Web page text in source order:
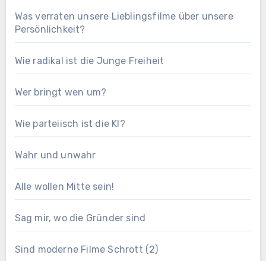
Was verraten unsere Lieblingsfilme über unsere
Persönlichkeit?
Wie radikal ist die Junge Freiheit
Wer bringt wen um?
Wie parteiisch ist die KI?
Wahr und unwahr
Alle wollen Mitte sein!
Sag mir, wo die Gründer sind
Sind moderne Filme Schrott (2)